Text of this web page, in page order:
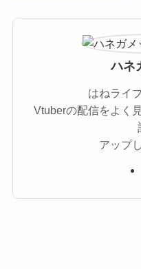
ハネ
はねライ
Vtuberの配信をよく
アップ